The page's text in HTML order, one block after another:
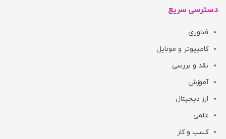
دسترسی سریع
فناوری
کامپیوتر و موبایل
نقد و بررسی
آموزش
ارز دیجیتال
علمی
کسب و کار